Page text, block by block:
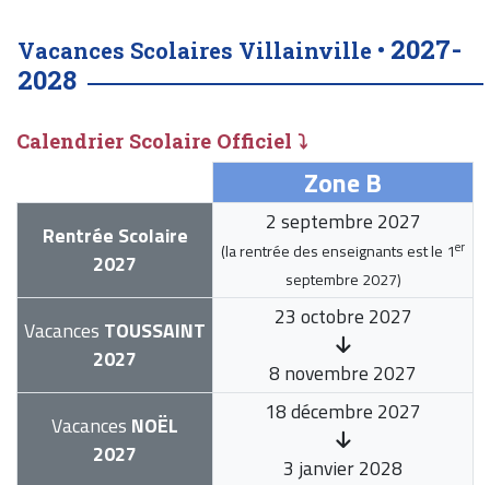
Vacances Scolaires Villainville • 2027-
2028
Calendrier Scolaire Officiel ⤵
Zone B
Rentrée Scolaire
2027
2 septembre 2027
(la rentrée des enseignants est le 1er
septembre 2027)
Vacances TOUSSAINT
2027
23 octobre 2027
8 novembre 2027
Vacances NOËL
2027
18 décembre 2027
3 janvier 2028